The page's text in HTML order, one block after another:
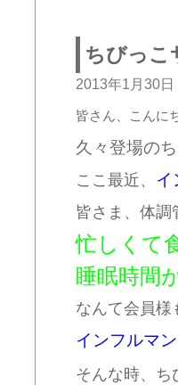
ちびっこ
2013年1月30日
皆さん、こんに
久々登場の
ここ最近、 イ
皆さま、体調
忙しくて
睡眠時間
なんて会員様
インフルマン
そんな時、ち